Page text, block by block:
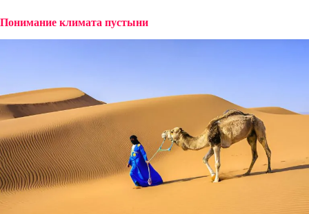
Понимание климата пустыни